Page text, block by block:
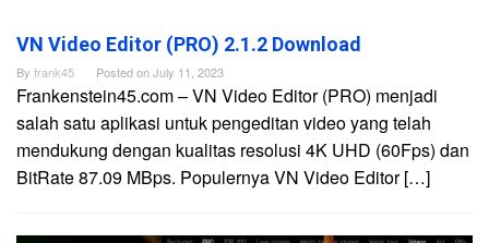
VN Video Editor (PRO) 2.1.2 Download
By frank45 Posted onJuly 11, 2023
Frankenstein45.com – VN Video Editor (PRO) menjadi
salah satu aplikasi untuk pengeditan video yang telah
mendukung dengan kualitas resolusi 4K UHD (60Fps) dan
BitRate 87.09 MBps. Populernya VN Video Editor […]